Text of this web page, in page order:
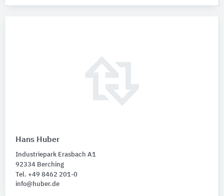
Hans Huber
Industriepark Erasbach A1
92334 Berching
Tel. +49 8462 201-0
info@huber.de